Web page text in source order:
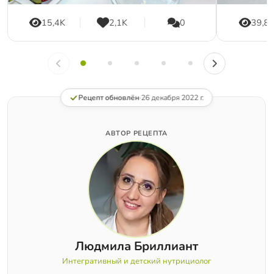
15,4K 2,1K 0
Рецепт обновлён·26 декабря 2022 г.
АВТОР РЕЦЕПТА
Людмила Бриллиант
Интегративный и детский нутрициолог